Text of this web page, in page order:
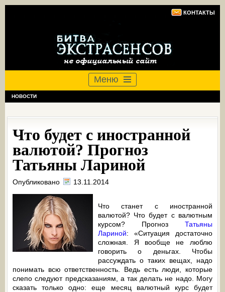
КОНТАКТЫ
Меню
НОВОСТИ
Что будет с иностранной
валютой? Прогноз
Татьяны Лариной
Опубликовано 13.11.2014
Что станет с иностранной
валютой? Что будет с валютным
курсом? Прогноз Татьяны
Лариной: «Ситуация достаточно
сложная. Я вообще не люблю
говорить о деньгах. Чтобы
рассуждать о таких вещах, надо
понимать всю ответственность. Ведь есть люди, которые
слепо следуют предсказаниям, а так делать не надо. Могу
сказать только одно: еще месяц валютный курс будет